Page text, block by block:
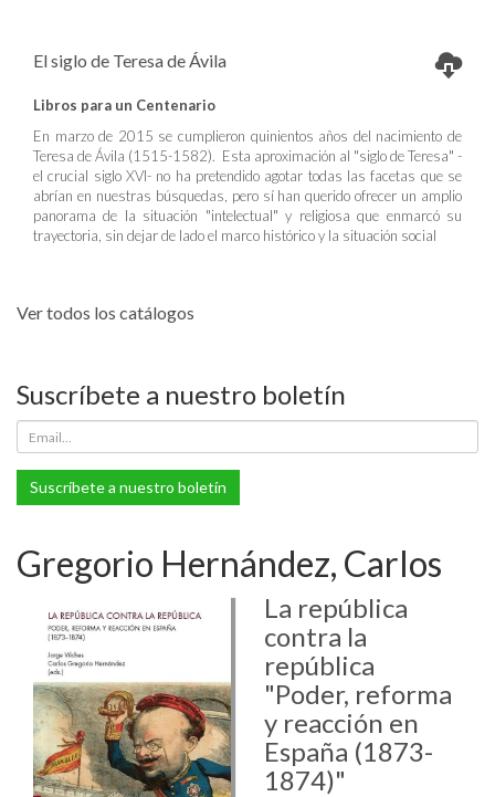
El siglo de Teresa de Ávila
Libros para un Centenario
En marzo de 2015 se cumplieron quinientos años del nacimiento de
Teresa de Ávila (1515-1582). Esta aproximación al "siglo de Teresa" -
el crucial siglo XVI- no ha pretendido agotar todas las facetas que se
abrían en nuestras búsquedas, pero sí han querido ofrecer un amplio
panorama de la situación "intelectual" y religiosa que enmarcó su
trayectoria, sin dejar de lado el marco histórico y la situación social
Ver todos los catálogos
Suscríbete a nuestro boletín
Suscríbete a nuestro boletín
Gregorio Hernández, Carlos
La república
contra la
república
"Poder, reforma
y reacción en
España (1873-
1874)"